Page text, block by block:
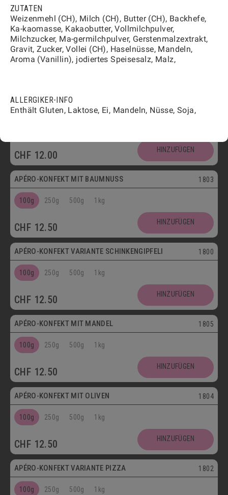
CHF12.50
Vegetarisch
FLÛTES MIT KÜMMEL 1808
100g 250g 500g 1kg
FLÛTES MIT SESAM
CHF 12.00 HINZUFÜGEN
Vegetarisch
APÉRO-KONFEKT MIT BAUMNUSS 1803
100g 250g 500g 1kg
CHF 12.50 HINZUFÜGEN
APÉRO-KONFEKT VARIANTE SCHINKENGIPFELI 1800
100g 250g 500g 1kg
CHF 12.50 HINZUFÜGEN
Vegetarisch
APÉRO-KONFEKT MIT MANDEL 1805
100g 250g 500g 1kg
CHF 12.50 HINZUFÜGEN
Vegetarisch
APÉRO-KONFEKT MIT OLIVEN 1804
100g 250g 500g 1kg
CHF 12.50 HINZUFÜGEN
APÉRO-KONFEKT VARIANTE PIZZA 1802
100g 250g 500g 1kg
ZUTATEN
Weizenmehl (CH), Milch (CH), Butter (CH), Backhefe,
Ka-kaomasse, Kakaobutter, Vollmilchpulver,
Milchzucker, Ma-germilchpulver, Gerstenmalzextrakt,
Gravit, Zucker, Vollei (CH), Haselnüsse, Mandeln,
Aroma (Vanillin), jodiertes Speisesalz, Malz,
ALLERGIKER-INFO
Enthält Gluten, Laktose, Ei, Mandeln, Nüsse, Soja,